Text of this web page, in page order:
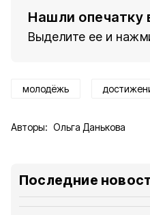
Нашли опечатку
Выделите ее и
молодёжь
Авторы: Ольга Данькова
Последние